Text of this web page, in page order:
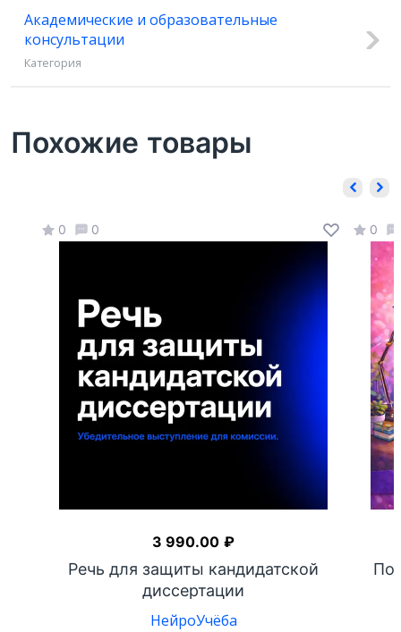
Академические и образовательные
консультации
Категория
Похожие товары
0 0
Речь для защиты кандидатской
диссертации
НейроУчёба
3 990.00 ₽
0